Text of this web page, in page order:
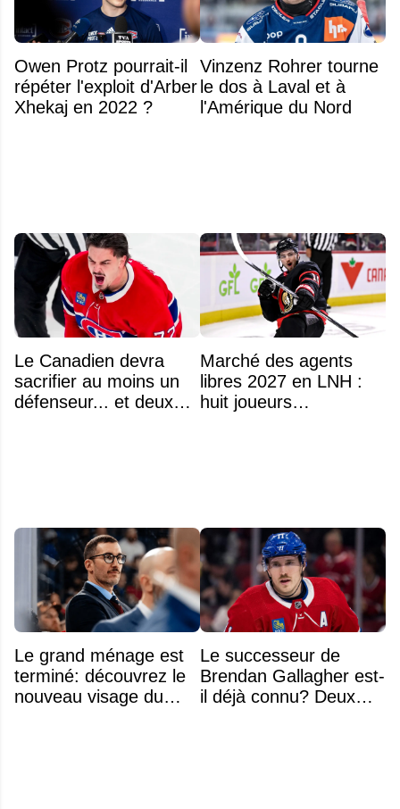
Owen Protz pourrait-il
répéter l'exploit d'Arber
Xhekaj en 2022 ?
Vinzenz Rohrer tourne
le dos à Laval et à
l'Amérique du Nord
Le Canadien devra
sacrifier au moins un
défenseur... et deux
Marché des agents
libres 2027 en LNH :
huit joueurs
Le grand ménage est
terminé: découvrez le
nouveau visage du
Le successeur de
Brendan Gallagher est-
il déjà connu? Deux